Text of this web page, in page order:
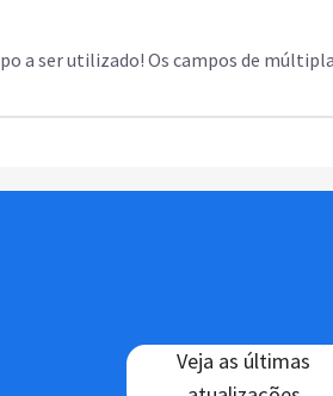
a ser utilizado! Os campos de
Veja as últimas